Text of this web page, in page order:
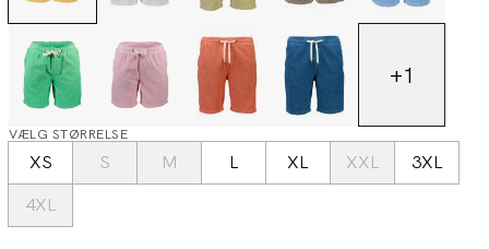
+1
VÆLG STØRRELSE
XS S M L XL XXL
3XL
4XL